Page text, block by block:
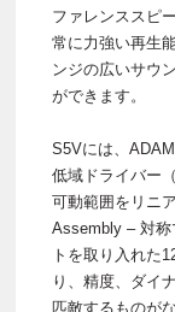
ファレンススピ
常に力強い再生
ンジの広いサウ
ができます。
S5Vには、
低域ドライバー
可動範囲をリニ
Assembly – 対称
トを取り入れた
り、精度、ダイ
匹敵するものが